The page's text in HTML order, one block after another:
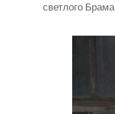
светлого Брама.